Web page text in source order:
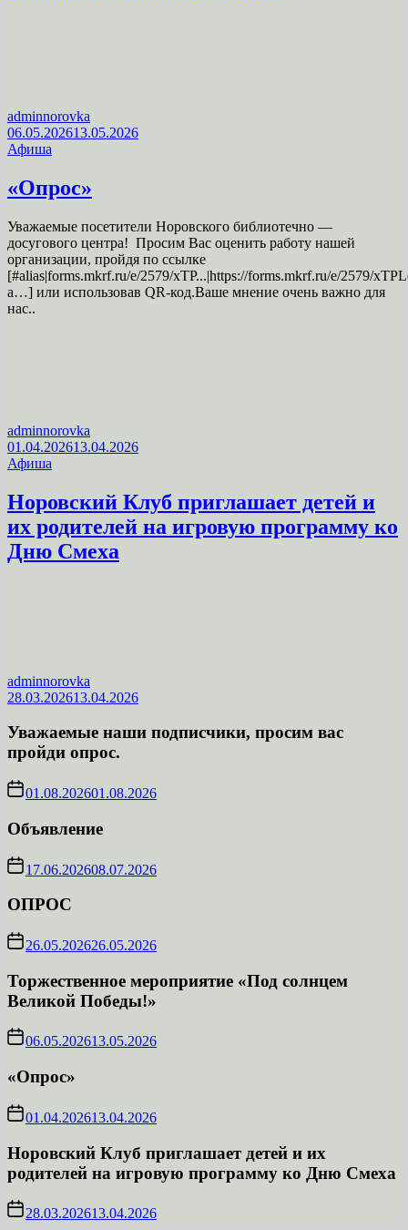
adminnorovka
06.05.202613.05.2026
Афиша
«Опрос»
Уважаемые посетители Норовского библиотечно —
досугового центра! Просим Вас оценить работу нашей
организации, пройдя по ссылке
[#alias|forms.mkrf.ru/e/2579/xTP...|https://forms.mkrf.ru/e/2579/
a…] или использовав QR-код.Ваше мнение очень важно для
нас..
adminnorovka
01.04.202613.04.2026
Афиша
Норовский Клуб приглашает детей и
их родителей на игровую программу ко
Дню Смеха
adminnorovka
28.03.202613.04.2026
Уважаемые наши подписчики, просим вас
пройди опрос.
01.08.202601.08.2026
Объявление
17.06.202608.07.2026
ОПРОС
26.05.202626.05.2026
Торжественное мероприятие «Под солнцем
Великой Победы!»
06.05.202613.05.2026
«Опрос»
01.04.202613.04.2026
Норовский Клуб приглашает детей и их
родителей на игровую программу ко Дню Смеха
28.03.202613.04.2026